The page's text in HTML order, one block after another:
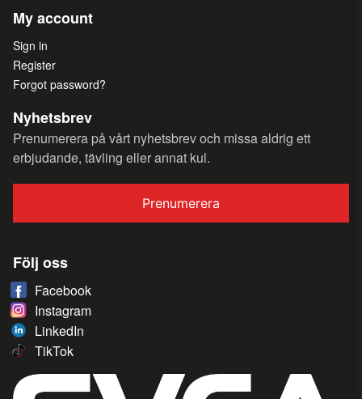
My account
Sign in
Register
Forgot password?
Nyhetsbrev
Prenumerera på vårt nyhetsbrev och missa aldrig ett
erbjudande, tävling eller annat kul.
Prenumerera
Följ oss
Facebook
Instagram
LinkedIn
TikTok